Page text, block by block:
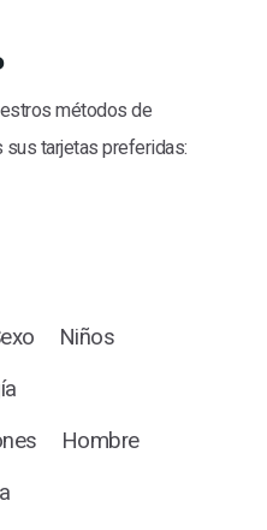
métodos de
tarjetas preferidas:
Niños
Hombre